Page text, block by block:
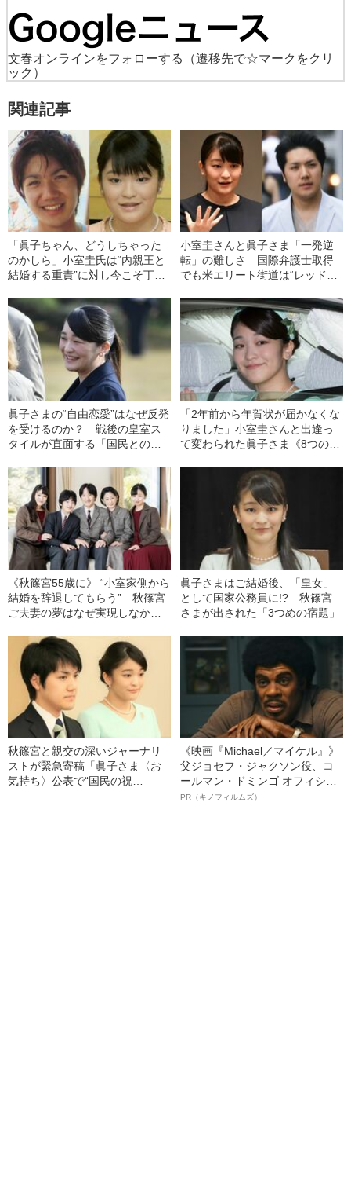
文春オンラインをフォローする
（遷移先で☆マークをクリ
ック）
関連記事
「眞子ちゃん、どうしちゃった
のかしら」小室圭氏は“内親王と
結婚する重責”に対し今こそ丁寧
小室圭さんと眞子さま「一発逆
転」の難しさ 国際弁護士取得
でも米エリート街道は“レッドオ
眞子さまの“自由恋愛”はなぜ反発
を受けるのか？ 戦後の皇室ス
タイルが直面する「国民とのズ
「2年前から年賀状が届かなくな
りました」小室圭さんと出逢っ
て変わられた眞子さま《8つの証
《秋篠宮55歳に》 “小室家側から
結婚を辞退してもらう” 秋篠宮
ご夫妻の夢はなぜ実現しなかっ
眞子さまはご結婚後、「皇女」
として国家公務員に!? 秋篠宮
さまが出された「3つめの宿題」
秋篠宮と親交の深いジャーナリ
ストが緊急寄稿「眞子さま〈お
気持ち〉公表で“国民の祝
《映画『Michael／マイケル』》
父ジョセフ・ジャクソン役、コ
ールマン・ドミンゴ オフィシャ
ルインタビュー“観客を魅了した
PR（キノフィルムズ）